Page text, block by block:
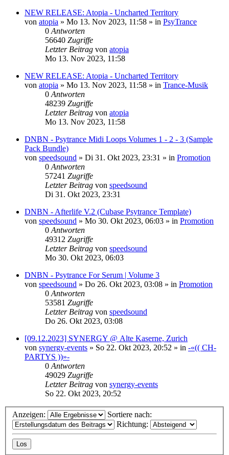
NEW RELEASE: Atopia - Uncharted Territory
von atopia » Mo 13. Nov 2023, 11:58 » in PsyTrance
0 Antworten
56640 Zugriffe
Letzter Beitrag von atopia
Mo 13. Nov 2023, 11:58
NEW RELEASE: Atopia - Uncharted Territory
von atopia » Mo 13. Nov 2023, 11:58 » in Trance-Musik
0 Antworten
48239 Zugriffe
Letzter Beitrag von atopia
Mo 13. Nov 2023, 11:58
DNBN - Psytrance Midi Loops Volumes 1 - 2 - 3 (Sample
Pack Bundle)
von speedsound » Di 31. Okt 2023, 23:31 » in Promotion
0 Antworten
57241 Zugriffe
Letzter Beitrag von speedsound
Di 31. Okt 2023, 23:31
DNBN - Afterlife V.2 (Cubase Psytrance Template)
von speedsound » Mo 30. Okt 2023, 06:03 » in Promotion
0 Antworten
49312 Zugriffe
Letzter Beitrag von speedsound
Mo 30. Okt 2023, 06:03
DNBN - Psytrance For Serum | Volume 3
von speedsound » Do 26. Okt 2023, 03:08 » in Promotion
0 Antworten
53581 Zugriffe
Letzter Beitrag von speedsound
Do 26. Okt 2023, 03:08
[09.12.2023] SYNERGY @ Alte Kaserne, Zurich
von synergy-events » So 22. Okt 2023, 20:52 » in -«(( CH-
PARTYS ))»-
0 Antworten
49029 Zugriffe
Letzter Beitrag von synergy-events
So 22. Okt 2023, 20:52
Anzeigen:
Sortiere nach:
Richtung: